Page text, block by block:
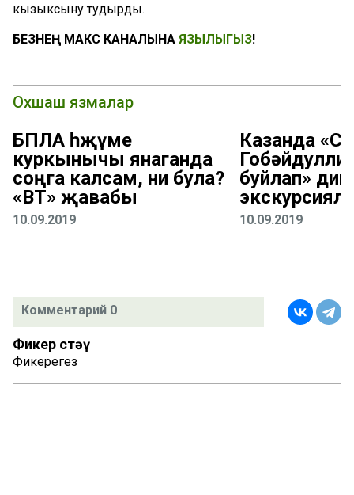
кызыксыну тудырды.
БЕЗНЕҢ МАКС КАНАЛЫНА ЯЗЫЛЫГЫЗ!
Охшаш язмалар
БПЛА һөҗүме
куркынычы янаганда
соңга калсам, ни була?
«ВТ» җавабы
10.09.2019
Казанда
буйлап» дип
10.09.2019
Комментарий 0
Фикер өстәү
Фикерегез